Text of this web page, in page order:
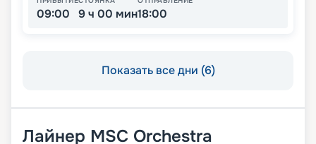
09:00 9 ч 00 мин18:00
Показать все дни (6)
Лайнер MSC Orchestra